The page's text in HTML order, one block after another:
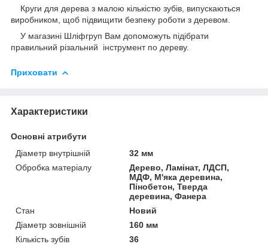
Круги для дерева з малою кількістю зубів, випускаються
виробником, щоб підвищити безпеку роботи з деревом.
У магазині Шліфгруп Вам допоможуть підібрати
правильний різальний інструмент по дереву.
Приховати
Характеристики
Основні атрибути
Діаметр внутрішній
32 мм
Обробка матеріалу
Дерево, Ламінат, ЛДСП,
МДФ, М'яка деревина,
Пінобетон, Тверда
деревина, Фанера
Стан
Новий
Діаметр зовнішній
160 мм
Кількість зубів
36